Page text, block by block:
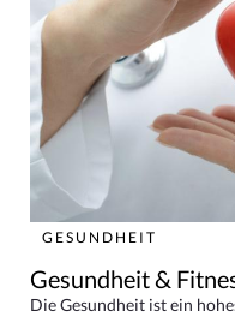
GESUNDHEIT
Gesundheit &
Die Gesundheit ist ein